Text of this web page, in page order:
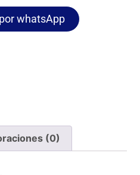
whatsApp
(0)